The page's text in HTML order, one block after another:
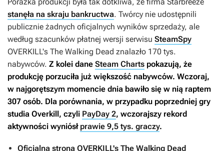
stanęła na skraju bankructwa. Twórcy nie udostępnili
publicznie żadnych oficjalnych wyników sprzedaży, ale
według szacunków płatnej wersji serwisu SteamSpy
OVERKILL's The Walking Dead znalazło 170 tys.
nabywców. Z kolei dane Steam Charts pokazują, że
produkcję porzuciła już większość nabywców. Wczoraj,
w najgorętszym momencie dnia bawiło się w nią raptem
307 osób. Dla porównania, w przypadku poprzedniej gry
studia Overkill, czyli PayDay 2, wczorajszy rekord
aktywności wyniósł prawie 9,5 tys. graczy.
Oficjalna strona OVERKILL's The Walking Dead